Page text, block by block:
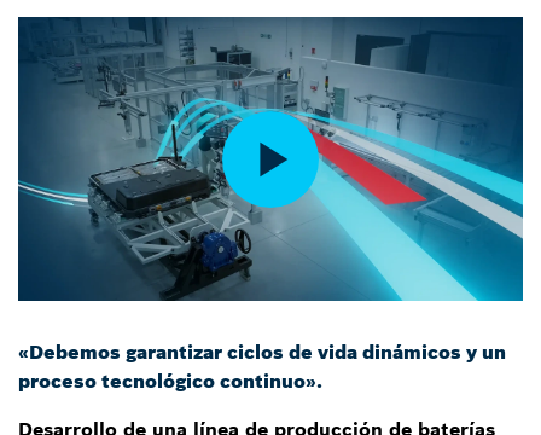
«Debemos garantizar ciclos de vida dinámicos y un
proceso tecnológico continuo».
Desarrollo de una línea de producción de baterías